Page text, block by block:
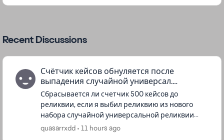
Recent Discussions
Счётчик кейсов обнуляется после
выпадения случайной универсал.
реликвии?
Сбрасывается ли счетчик 500 кейсов до
реликвии, если я выбил реликвию из нового
набора случайной универсальной реликвии
реликвии. По сути я же покупаю её и все
quasarrxdd 11 hours ago